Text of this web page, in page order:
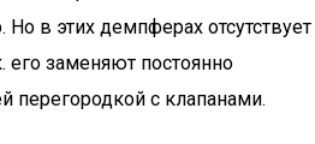
в этих демпферах отсутствует
заменяют постоянно
перегородкой с клапанами.